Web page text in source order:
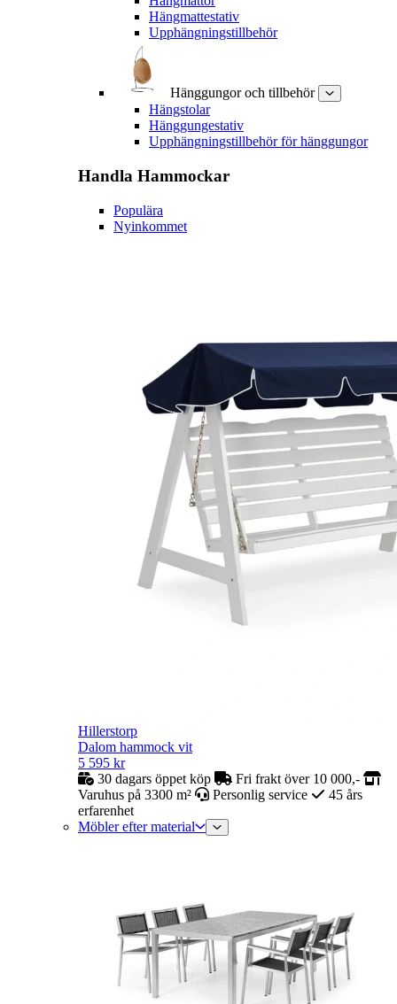
Hängmattestativ
Upphängningstillbehör
Hänggungor och tillbehör
Hängstolar
Hänggungestativ
Upphängningstillbehör för hänggungor
Handla Hammockar
Populära
Nyinkommet
Hillerstorp
Dalom hammock vit
5 595 kr
30 dagars öppet köp
Fri frakt över 10 000,-
Varuhus på 3300 m²
Personlig service
45 års
erfarenhet
Möbler efter material